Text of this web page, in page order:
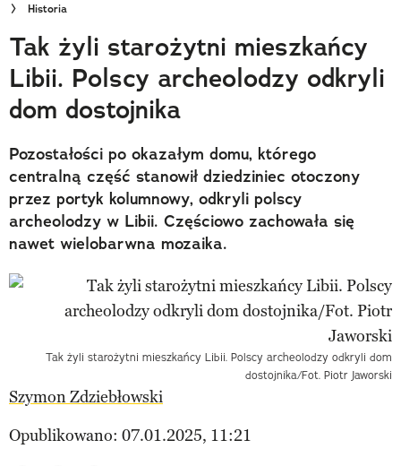
Wielki Konkurs Fotograficzny
Trendbook Podróżniczy
Polecane
Historia
Tak żyli starożytni mieszkańcy
Libii. Polscy archeolodzy odkryli
dom dostojnika
Pozostałości po okazałym domu, którego
centralną część stanowił dziedziniec otoczony
przez portyk kolumnowy, odkryli polscy
archeolodzy w Libii. Częściowo zachowała się
nawet wielobarwna mozaika.
Tak żyli starożytni mieszkańcy Libii. Polscy archeolodzy odkryli dom
dostojnika/Fot. Piotr Jaworski
Szymon Zdziebłowski
Opublikowano: 07.01.2025, 11:21